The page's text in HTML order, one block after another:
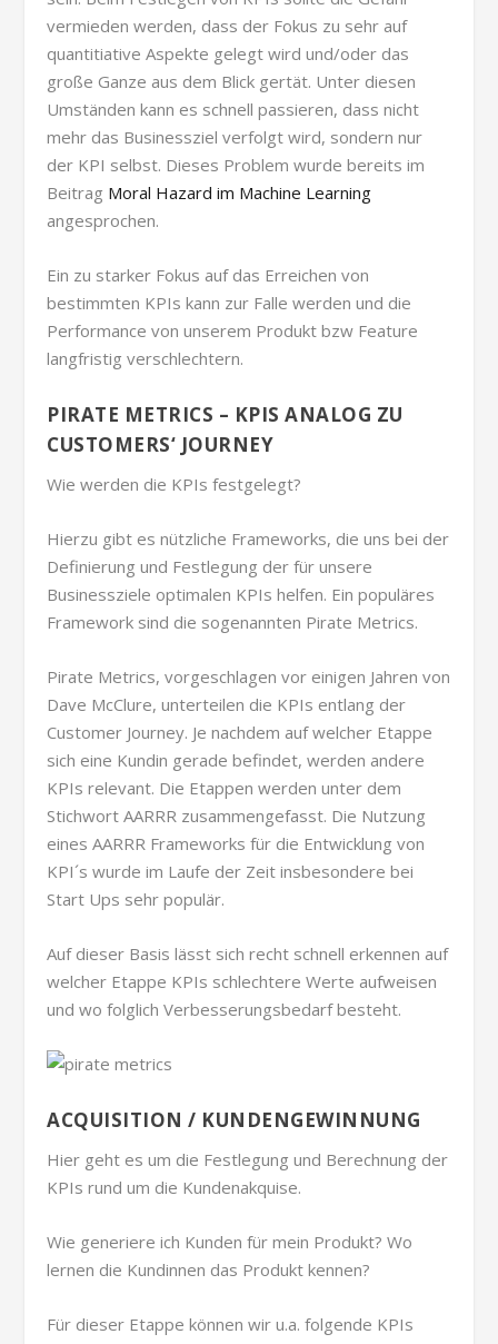
vermieden werden, dass der Fokus zu sehr auf
quantitiative Aspekte gelegt wird und/oder das
große Ganze aus dem Blick gertät. Unter diesen
Umständen kann es schnell passieren, dass nicht
mehr das Businessziel verfolgt wird, sondern nur
der KPI selbst. Dieses Problem wurde bereits im
Beitrag Moral Hazard im Machine Learning
angesprochen.
Ein zu starker Fokus auf das Erreichen von
bestimmten KPIs kann zur Falle werden und die
Performance von unserem Produkt bzw Feature
langfristig verschlechtern.
PIRATE METRICS – KPIS ANALOG ZU
CUSTOMERS‘ JOURNEY
Wie werden die KPIs festgelegt?
Hierzu gibt es nützliche Frameworks, die uns bei der
Definierung und Festlegung der für unsere
Businessziele optimalen KPIs helfen. Ein populäres
Framework sind die sogenannten Pirate Metrics.
Pirate Metrics, vorgeschlagen vor einigen Jahren von
Dave McClure, unterteilen die KPIs entlang der
Customer Journey. Je nachdem auf welcher Etappe
sich eine Kundin gerade befindet, werden andere
KPIs relevant. Die Etappen werden unter dem
Stichwort AARRR zusammengefasst. Die Nutzung
eines AARRR Frameworks für die Entwicklung von
KPI´s wurde im Laufe der Zeit insbesondere bei
Start Ups sehr populär.
Auf dieser Basis lässt sich recht schnell erkennen auf
welcher Etappe KPIs schlechtere Werte aufweisen
und wo folglich Verbesserungsbedarf besteht.
ACQUISITION / KUNDENGEWINNUNG
Hier geht es um die Festlegung und Berechnung der
KPIs rund um die Kundenakquise.
Wie generiere ich Kunden für mein Produkt? Wo
lernen die Kundinnen das Produkt kennen?
Für dieser Etappe können wir u.a. folgende KPIs